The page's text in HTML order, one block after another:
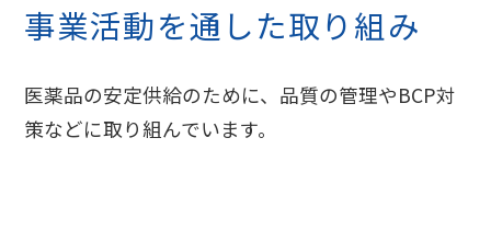
事業活動を通した取り組み
医薬品の安定供給のために、品質の管理やBCP対
策などに取り組んでいます。